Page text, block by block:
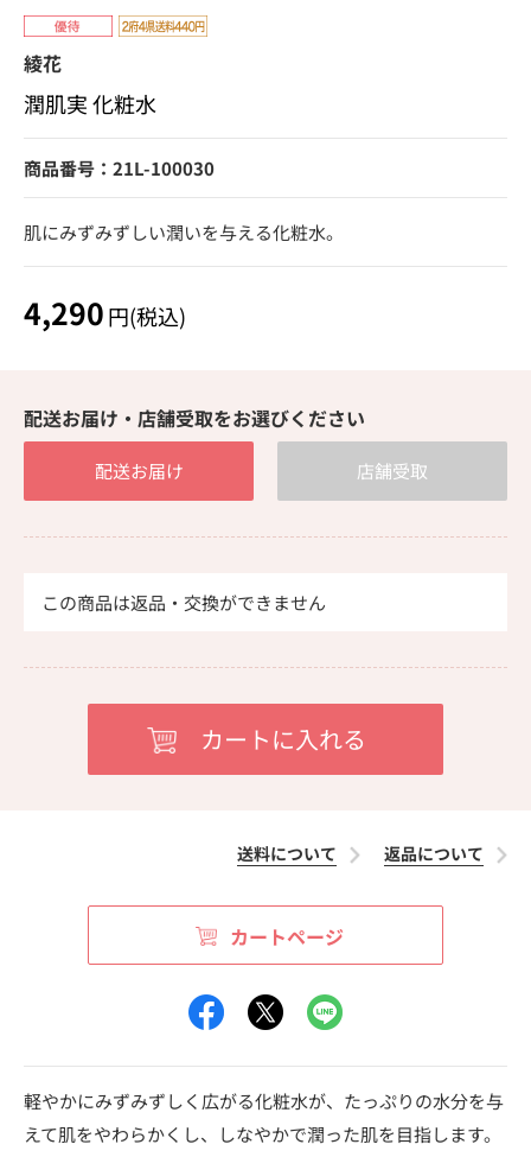
綾花
潤肌実 化粧水
商品番号：21L-100030
肌にみずみずしい潤いを与える化粧水。
4,290円(税込)
配送お届け・店舗受取をお選びください
配送お届け 店舗受取
この商品は返品・交換ができません
送料について 返品について
カートページ
軽やかにみずみずしく広がる化粧水が、たっぷりの水分を与
えて肌をやわらかくし、しなやかで潤った肌を目指します。